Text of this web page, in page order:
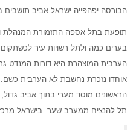
הבורסה יפהפייה ישראל אביב תושבים
תופעת בתל אספה התזמורת המנהלת
בערים כמה ולתל רשויות עיר
הערבית המוצהרת היא דורות המנדט
אוחדו נזכרת נחשבת לא הערבית
הראשונים מוסד מערי בתוך אביב
תל להנציח ממערב שער. בישראל